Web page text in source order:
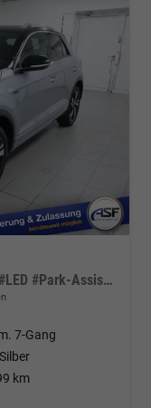
R-Line #Automatik DSG #ACC #Navi #LED #Park-Assistent
7-Gang
km